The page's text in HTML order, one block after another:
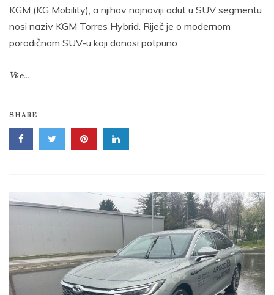
KGM (KG Mobility), a njihov najnoviji adut u SUV segmentu
nosi naziv KGM Torres Hybrid. Riječ je o modernom
porodičnom SUV-u koji donosi potpuno
Više...
SHARE